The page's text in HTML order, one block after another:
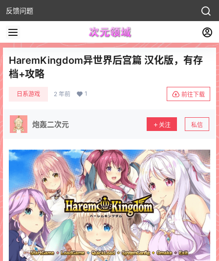
反馈问题
HaremKingdom异世界后宫篇 汉化版，有存
档+攻略
日系游戏 2 年前 1 前往下载
炮轰二次元 关注 私信